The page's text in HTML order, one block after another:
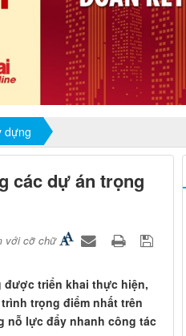
dựng
các dự án trọng
với cỡ chữ
được triển khai thực hiện,
trọng điểm nhất trên
nỗ lực đẩy nhanh công tác